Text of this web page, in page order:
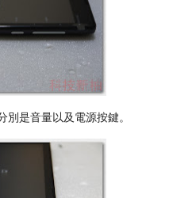
是音量以及電源按鍵。